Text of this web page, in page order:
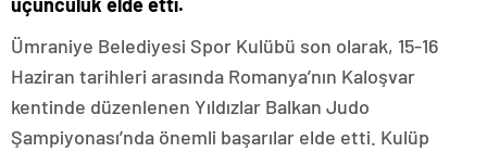
Ümraniye Belediyesi Spor Kulübü son olarak, 15-16
Haziran tarihleri arasında Romanya’nın Kaloşvar
kentinde düzenlenen Yıldızlar Balkan Judo
Şampiyonası’nda önemli başarılar elde etti. Kulüp